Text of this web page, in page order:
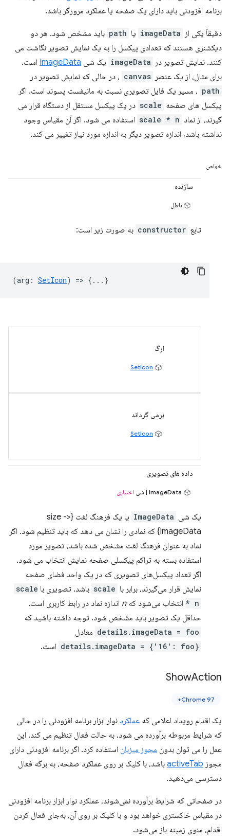
برنامه افزودنی باید دارای یک صفحه یا عملکرد مرورگر باشد.
دقیقاً یکی از imageData یا path باید مشخص شود. هر دو
دیکشنری هستند که تعدادی پیکسل را به یک نمایش تصویر نگاشت می
کنند. نمایش تصویر در
imageData یک شی ImageData است.
برای مثال، از یک عنصر canvas ، در حالی که نمایش تصویر در
path ، مسیر یک فایل تصویری نسبت به مانیفست پسوند است. اگر
پیکسل های صفحه scale در یک پیکسل مستقل از دستگاه قرار می
گیرند، از نماد scale * n استفاده می شود. اگر آن مقیاس وجود
نداشته باشد، اندازه تصویر دیگر به اندازه مورد نیاز تغییر می کند.
خواص
سازنده
باطل
تابع constructor به صورت زیر است:
(arg : SetIcon) => {...}
ارگ
SetIcon
برمی گرداند
SetIcon
داده های تصویری
اختیاری
یک شی ImageData
یا یک فرهنگ لغت {size ->
ImageData} که نمادی را نشان می دهد که باید تنظیم شود. اگر
نماد به عنوان فرهنگ لغت مشخص شده باشد، تصویر مورد
استفاده بسته به تراکم پیکسلی صفحه نمایش انتخاب می شود.
اگر تعداد پیکسل‌های تصویری که در یک واحد فضای صفحه
نمایش قرار می‌گیرند، برابر با scale باشد، تصویری با scale
* n انتخاب می‌شود کهn اندازه نماد در رابط کاربری است.
حداقل یک تصویر باید مشخص شود. توجه داشته باشید که
details.imageData = foo معادل
details.imageData = {'16': foo} است.
ShowAction
Chrome 97+
یک اقدام رویداد اعلامی که عملکرد نوار ابزار برنامه افزودنی را در حالی
که شرایط مربوطه برآورده می شود، به حالت فعال تنظیم می کند. این
عمل را می توان بدون مجوز میزبان استفاده کرد. اگر برنامه افزودنی دارای
مجوز activeTab باشد، با کلیک بر روی عملکرد صفحه، به برگه فعال
دسترسی می‌دهید.
در صفحاتی که شرایط برآورده نمی‌شوند، عملکرد نوار ابزار برنامه افزودنی
در مقیاس خاکستری خواهد بود و با کلیک بر روی آن، به‌جای فعال کردن
اقدام، منوی زمینه باز می‌شود.